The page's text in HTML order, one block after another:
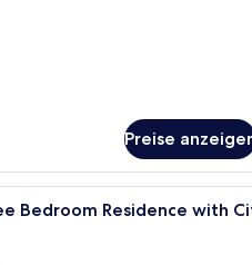
Preise
Ein modernes Hotelzimmer
Bedroom Residence with